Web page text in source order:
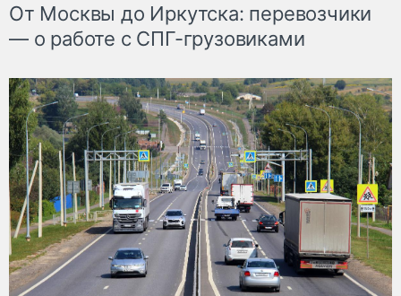
От Москвы до Иркутска: перевозчики
— о работе с СПГ-грузовиками